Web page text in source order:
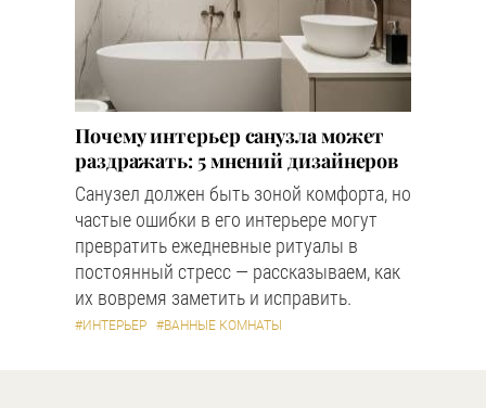
Почему интерьер санузла может
раздражать: 5 мнений дизайнеров
Санузел должен быть зоной комфорта, но
частые ошибки в его интерьере могут
превратить ежедневные ритуалы в
постоянный стресс — рассказываем, как
их вовремя заметить и исправить.
#ИНТЕРЬЕР #ВАННЫЕ КОМНАТЫ